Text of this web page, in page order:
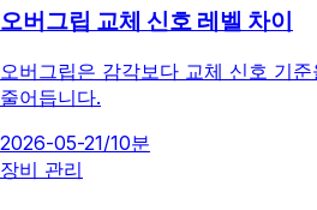
오버그립 교체 신호 레벨 차이
오버그립은 감각보다 교체 신호 기
줄어듭니다.
2026-05-21/10분
장비 관리